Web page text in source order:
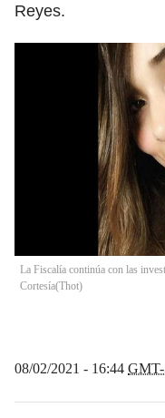
Reyes.
La Fiscalía continúa con las
Cortesía(Thot)
08/02/2021 - 16:44